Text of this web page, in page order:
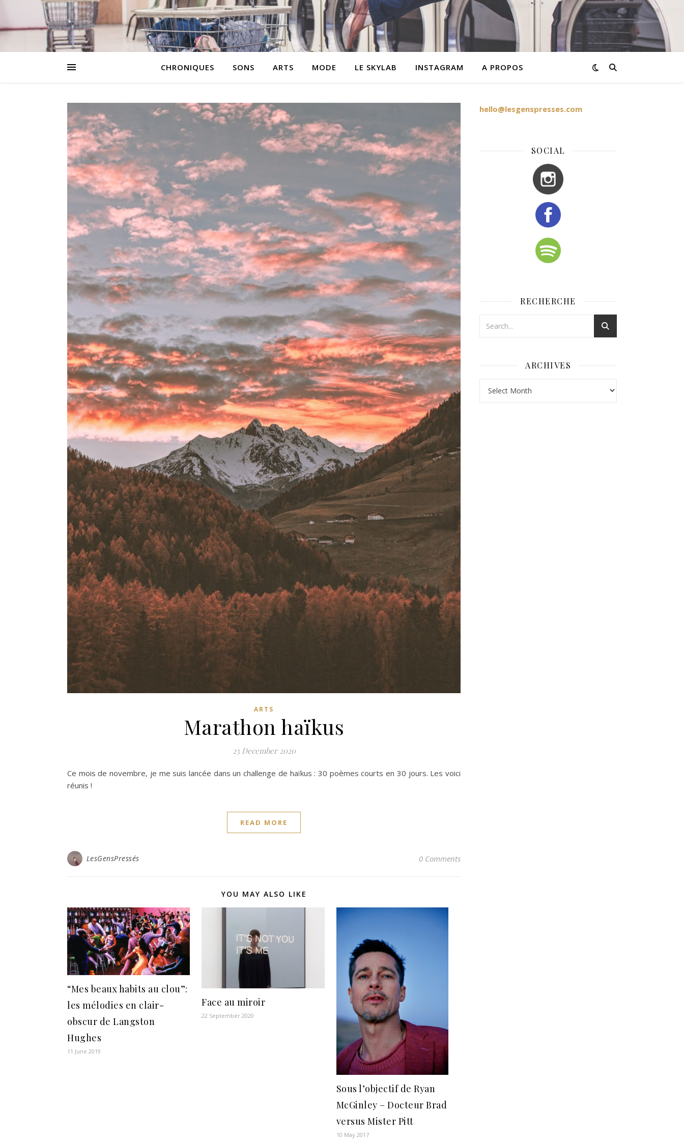
CHRONIQUES SONS ARTS MODE LE SKYLAB INSTAGRAM A PROPOS
ARTS
Marathon haïkus
23 December 2020
Ce mois de novembre, je me suis lancée dans un challenge de haïkus : 30 poèmes courts en 30 jours. Les voici
réunis !
READ MORE
LesGensPressés 0 Comments
YOU MAY ALSO LIKE
“Mes beaux habits au clou”:
les mélodies en clair-
obscur de Langston
Hughes
11 June 2019
Face au miroir
22 September 2020
Sous l’objectif de Ryan
McGinley – Docteur Brad
versus Mister Pitt
10 May 2017
hello@lesgenspresses.com
SOCIAL
RECHERCHE
ARCHIVES